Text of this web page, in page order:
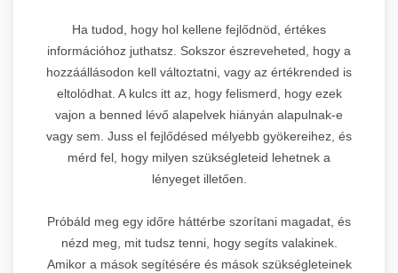
Ha tudod, hogy hol kellene fejlődnöd, értékes
információhoz juthatsz. Sokszor észreveheted, hogy a
hozzáállásodon kell változtatni, vagy az értékrended is
eltolódhat. A kulcs itt az, hogy felismerd, hogy ezek
vajon a benned lévő alapelvek hiányán alapulnak-e
vagy sem. Juss el fejlődésed mélyebb gyökereihez, és
mérd fel, hogy milyen szükségleteid lehetnek a
lényeget illetően.
Próbáld meg egy időre háttérbe szorítani magadat, és
nézd meg, mit tudsz tenni, hogy segíts valakinek.
Amikor a mások segítésére és mások szükségleteinek